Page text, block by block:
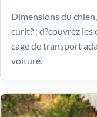
Dimensions du
curit? : d?couvrez
cage de transport
voiture.